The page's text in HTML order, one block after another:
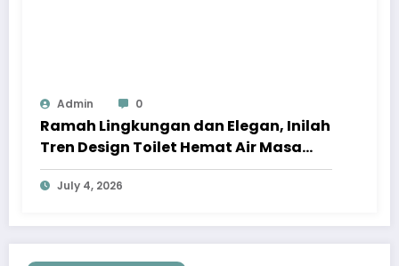
Admin 0
Ramah Lingkungan dan Elegan, Inilah
Tren Design Toilet Hemat Air Masa
Kini
July 4, 2026